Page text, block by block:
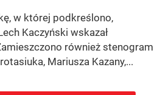
w której podkreślono,
Kaczyński wskazał
również stenogram
Mariusza Kazany,...